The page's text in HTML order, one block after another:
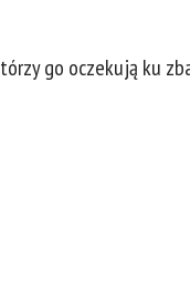
go oczekują ku